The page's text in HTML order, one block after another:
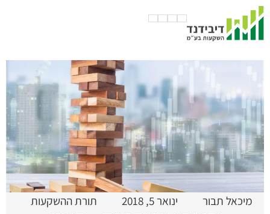
מיכאל תבור ינואר 5, 2018 תורת ההשקעות